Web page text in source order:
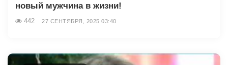
новый мужчина в жизни!
442 27 СЕНТЯБРЯ, 2025 03:40